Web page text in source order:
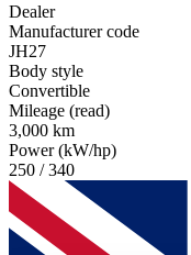
Dealer
Manufacturer code
JH27
Body style
Convertible
Mileage (read)
3,000 km
Power (kW/hp)
250 / 340